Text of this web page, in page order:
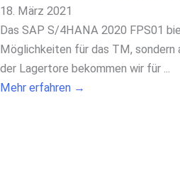
18. März 2021
Das SAP S/4HANA 2020 FPS01
Möglichkeiten für das TM, sondern
der Lagertore bekommen wir für ...
Mehr erfahren →